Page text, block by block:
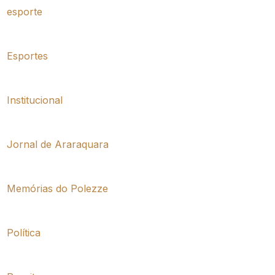
esporte
Esportes
Institucional
Jornal de Araraquara
Memórias do Polezze
Política